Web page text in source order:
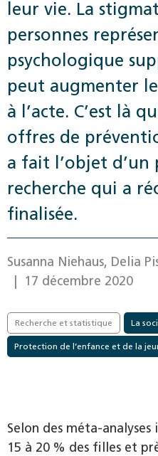
leur vie. La
personnes
psychologique
peut augmenter
à l’acte. C’est là
offres de
a fait l’objet d’un
recherche qui a
finalisée.
Susanna Niehaus, Delia
| 17 décembre 2020
Recherche et statistique La
Protection de l’enfance et de la
Selon des méta-
15 à 20 % des filles et